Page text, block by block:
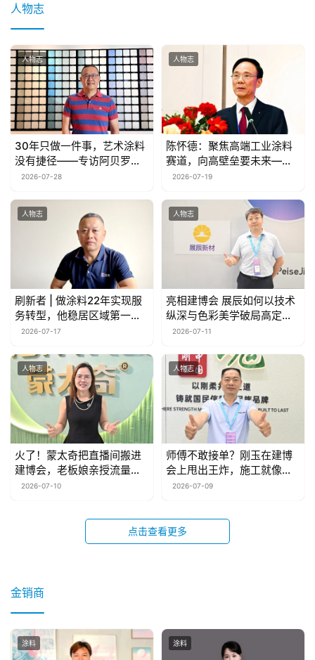
人物志
人物志
30年只做一件事，艺术涂料
没有捷径——专访阿贝罗尼
艺术涂料董事长梁海生
2026-07-28
人物志
陈怀德：聚焦高端工业涂料
赛道，向高壁垒要未来——
专访菱湖漆董事长陈怀德
2026-07-19
人物志
刷新者 | 做涂料22年实现服
务转型，他稳居区域第一的
秘诀是什么？
2026-07-17
人物志
亮相建博会 展辰如何以技术
纵深与色彩美学破局高定赛
道？
2026-07-11
人物志
火了！蒙太奇把直播间搬进
建博会，老板娘亲授流量真
经2026-07-10
人物志
师傅不敢接单？刚玉在建博
会上甩出王炸，施工就像贴
瓷砖
2026-07-09
点击查看更多
金销商
涂料 涂料